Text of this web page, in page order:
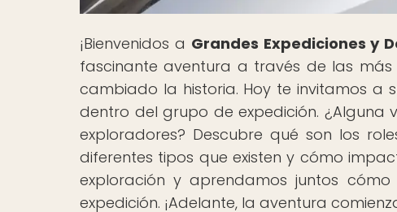
¡Bienvenidos a Grandes Expediciones y
fascinante aventura a través de las
cambiado la historia. Hoy te invitamos a
dentro del grupo de expedición.
exploradores? Descubre qué son los
diferentes tipos que existen y cómo
exploración y aprendamos juntos
expedición. ¡Adelante, la aventura